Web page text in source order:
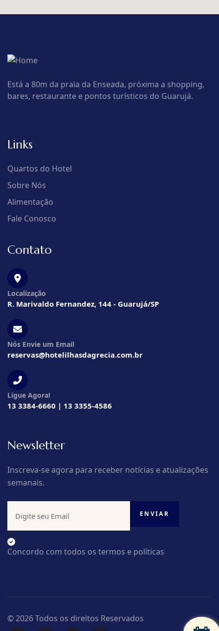
Está a 80m da praia da Enseada, próxima a shopping,
bares, restaurante e pontos turísticos do Guarujá.
Links
Quartos do Hotel
Sobre Nós
Alimentação
Fale Conosco
Contato
Localização
R. Marivaldo Fernandez, 144 - Guarujá/SP
Nós Envie um Email
reservas@hotelilhasdagrecia.com.br
Ligue Agora!
13 3384-6660 | 13 3355-4586
Newsletter
Inscreva-se agora para receber notícias e atualizações
semanais.
Concordo com todos os termos e políticas
© 2026 Todos os direitos Reservados